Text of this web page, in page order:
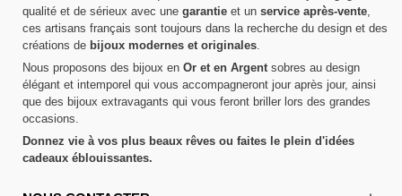
qualité et de sérieux avec une garantie et un service après-vente,
ces artisans français sont toujours dans la recherche du design et des
créations de bijoux modernes et originales.
Nous proposons des bijoux en Or et en Argentsobres au design
élégant et intemporel qui vous accompagneront jour après jour, ainsi
que des bijoux extravagants qui vous feront briller lors des grandes
occasions.
Donnez vie à vos plus beaux rêves ou faites le plein d'idées
cadeaux éblouissantes.